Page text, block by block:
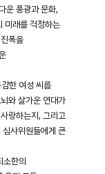
운 풍광과 문화,
미래를 걱정하는
폭을
한 여성 씨름
와 살가운 연대가
랑하는지, 그리고
사위원들에게 큰
소한의